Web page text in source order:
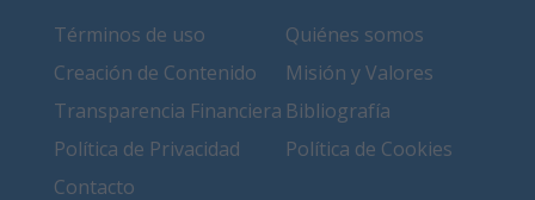
Términos de uso
Quiénes somos
Creación de Contenido
Misión y Valores
Transparencia Financiera Bibliografía
Política de Privacidad
Política de Cookies
Contacto